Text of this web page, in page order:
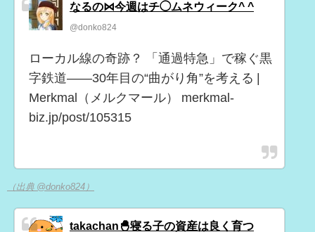
なるの⋈今週はチ◯ムネウィーク^ ^
@donko824
ローカル線の奇跡？ 「通過特急」で稼ぐ黒
字鉄道――30年目の“曲がり角”を考える |
Merkmal（メルクマール） merkmal-
biz.jp/post/105315
（出典 @donko824）
takachan🐣寝る子の資産は良く育つ